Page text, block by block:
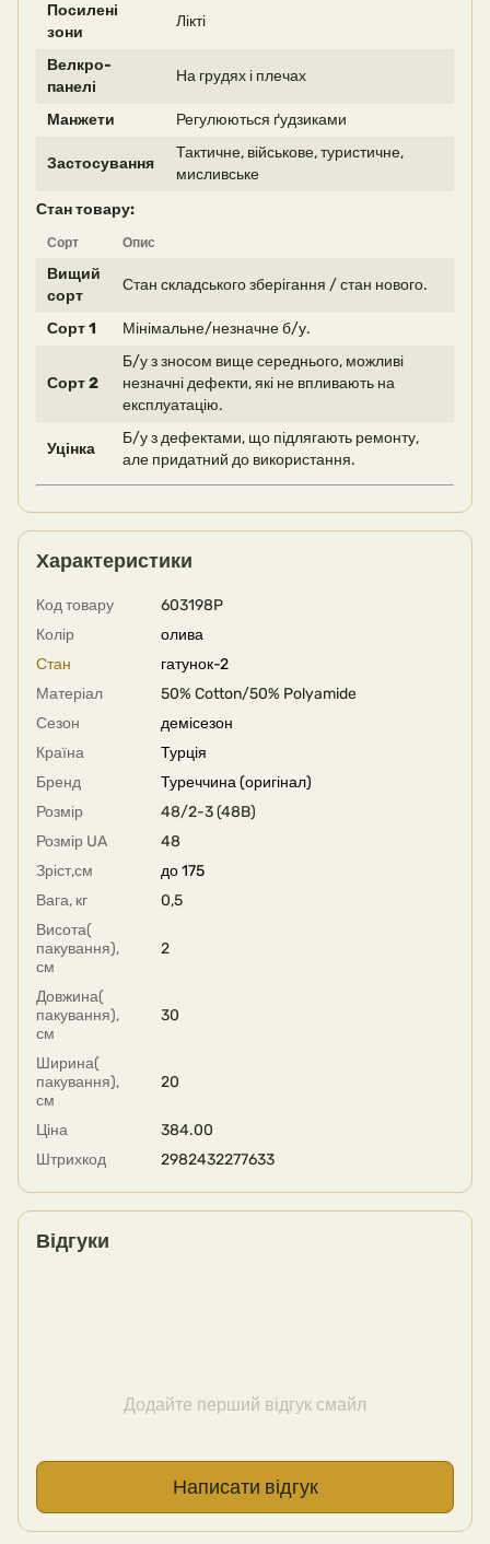
Посилені
зони
Лікті
Велкро-
панелі
На грудях і плечах
Манжети Регулюються ґудзиками
Застосування
Тактичне, військове, туристичне,
мисливське
Стан товару:
Сорт Опис
Вищий
сорт
Стан складського зберігання / стан нового.
Сорт 1 Мінімальне/незначне б/у.
Сорт 2
Б/у з зносом вище середнього, можливі
незначні дефекти, які не впливають на
експлуатацію.
Уцінка
Б/у з дефектами, що підлягають ремонту,
але придатний до використання.
Характеристики
Код товару
603198P
Колір
олива
Стан
гатунок-2
Матеріал
50% Cotton/50% Polyamide
Сезон
демісезон
Країна
Турція
Бренд
Туреччина (оригінал)
Розмір
48/2-3 (48B)
Розмір UA
48
Зріст,см
до 175
Вага, кг
0,5
Висота(
пакування),
см
2
Довжина(
пакування),
см
30
Ширина(
пакування),
см
20
Ціна
384.00
Штрихкод
2982432277633
Відгуки
Додайте перший відгук смайл
Написати відгук